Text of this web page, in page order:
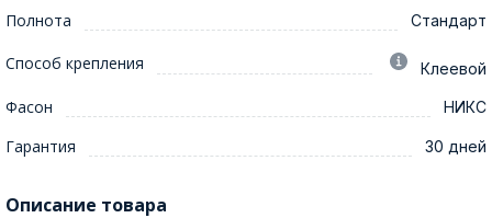
Полнота Стандарт
Способ крепления Клеевой
Фасон НИКС
Гарантия 30 дней
Описание товара